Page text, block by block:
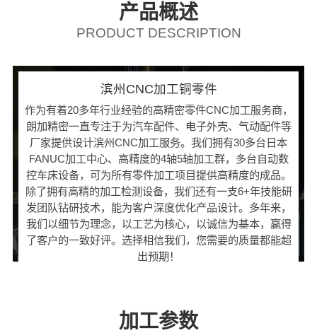
产品概述
PRODUCT DESCRIPTION
滨州CNC加工铜零件
作为有着20多年行业经验的高精密零件CNC加工服务商，
朗加精密一直专注于为汽车配件、电子外壳、气动配件等
厂家提供设计滨州CNC加工服务。我们拥有30多台日本
FANUC加工中心、高精度的4轴5轴加工群，多台自动数
控车床设备，可为所有零件加工项目提供高精度的成品。
除了拥有高精的加工检测设备，我们还有一支6+年技能研
发团队钻研技术，能为客户深度优化产品设计。多年来，
我们以细节为理念，以工艺为核心，以诚信为基本，赢得
了客户的一致好评。选择相信我们，您需要的质量都能超
出预期！
加工参数